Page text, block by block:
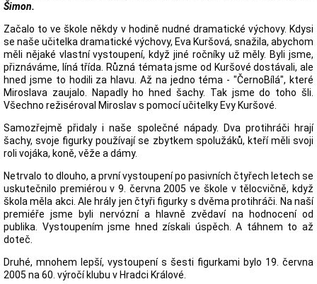
Šimon.
Začalo to ve škole někdy v hodině nudné dramatické výchovy. Kdysi
se naše učitelka dramatické výchovy, Eva Kuršová, snažila, abychom
měli nějaké vlastní vystoupení, když jiné ročníky už měly. Byli jsme,
přiznáváme, líná třída. Různá témata jsme od Kuršové dostávali, ale
hned jsme to hodili za hlavu. Až na jedno téma - "ČernoBílá", které
Miroslava zaujalo. Napadly ho hned šachy. Tak jsme do toho šli.
Všechno režiséroval Miroslav s pomocí učitelky Evy Kuršové.
Samozřejmě přidaly i naše společné nápady. Dva protihráči hrají
šachy, svoje figurky používají se zbytkem spolužáků, kteří měli svoji
roli vojáka, koně, věže a dámy.
Netrvalo to dlouho, a první vystoupení po pasivních čtyřech letech se
uskutečnilo premiérou v 9. června 2005 ve škole v tělocvičně, když
škola měla akci. Ale hrály jen čtyři figurky s dvěma protihráči. Na naší
premiéře jsme byli nervózní a hlavně zvědaví na hodnocení od
publika. Vystoupením jsme hned získali úspěch. A táhnem to až
doteč.
Druhé, mnohem lepší, vystoupení s šesti figurkami bylo 19. června
2005 na 60. výročí klubu v Hradci Králové.